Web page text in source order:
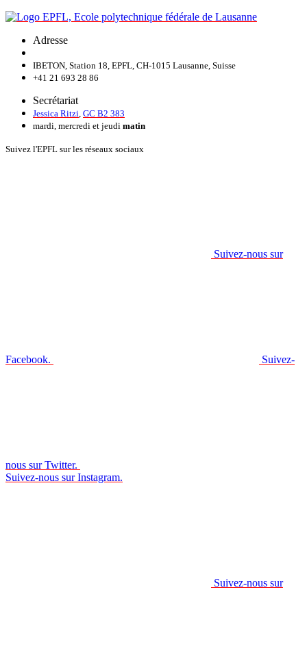
Adresse
IBETON, Station 18, EPFL, CH-1015 Lausanne, Suisse
+41 21 693 28 86
Secrétariat
Jessica Ritzi GC B2 383
mardi, mercredi et jeudi matin
Suivez l'EPFL sur les réseaux sociaux
Suivez-nous sur
Facebook. Suivez-
nous sur Twitter.
Suivez-nous sur Instagram.
Suivez-nous sur